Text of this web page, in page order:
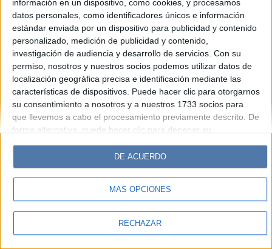
información en un dispositivo, como cookies, y procesamos
datos personales, como identificadores únicos e información
estándar enviada por un dispositivo para publicidad y contenido
personalizado, medición de publicidad y contenido,
investigación de audiencia y desarrollo de servicios. Con su
permiso, nosotros y nuestros socios podemos utilizar datos de
localización geográfica precisa e identificación mediante las
características de dispositivos. Puede hacer clic para otorgarnos
su consentimiento a nosotros y a nuestros 1733 socios para
que llevemos a cabo el procesamiento previamente descrito. De
forma alternativa, puede hacer clic para denegar su
cambiar sus preferencias antes de otorgar su consentimiento.
Tenga en cuenta que algún procesamiento de sus datos
personales puede no requerir de su consentimiento, pero usted
tiene el derecho de rechazar tal procesamiento. Sus
sus preferencias o retirar su consentimiento en cualquier
MÁS OPCIONES
RECHAZAR
DE ACUERDO
© Perfil.com 2006-2019 - Todos los derechos reservados
Registro de Propiedad Intelectual: Nro. 5346433